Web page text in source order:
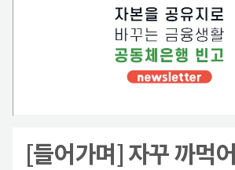
[들어가며] 자꾸 까먹